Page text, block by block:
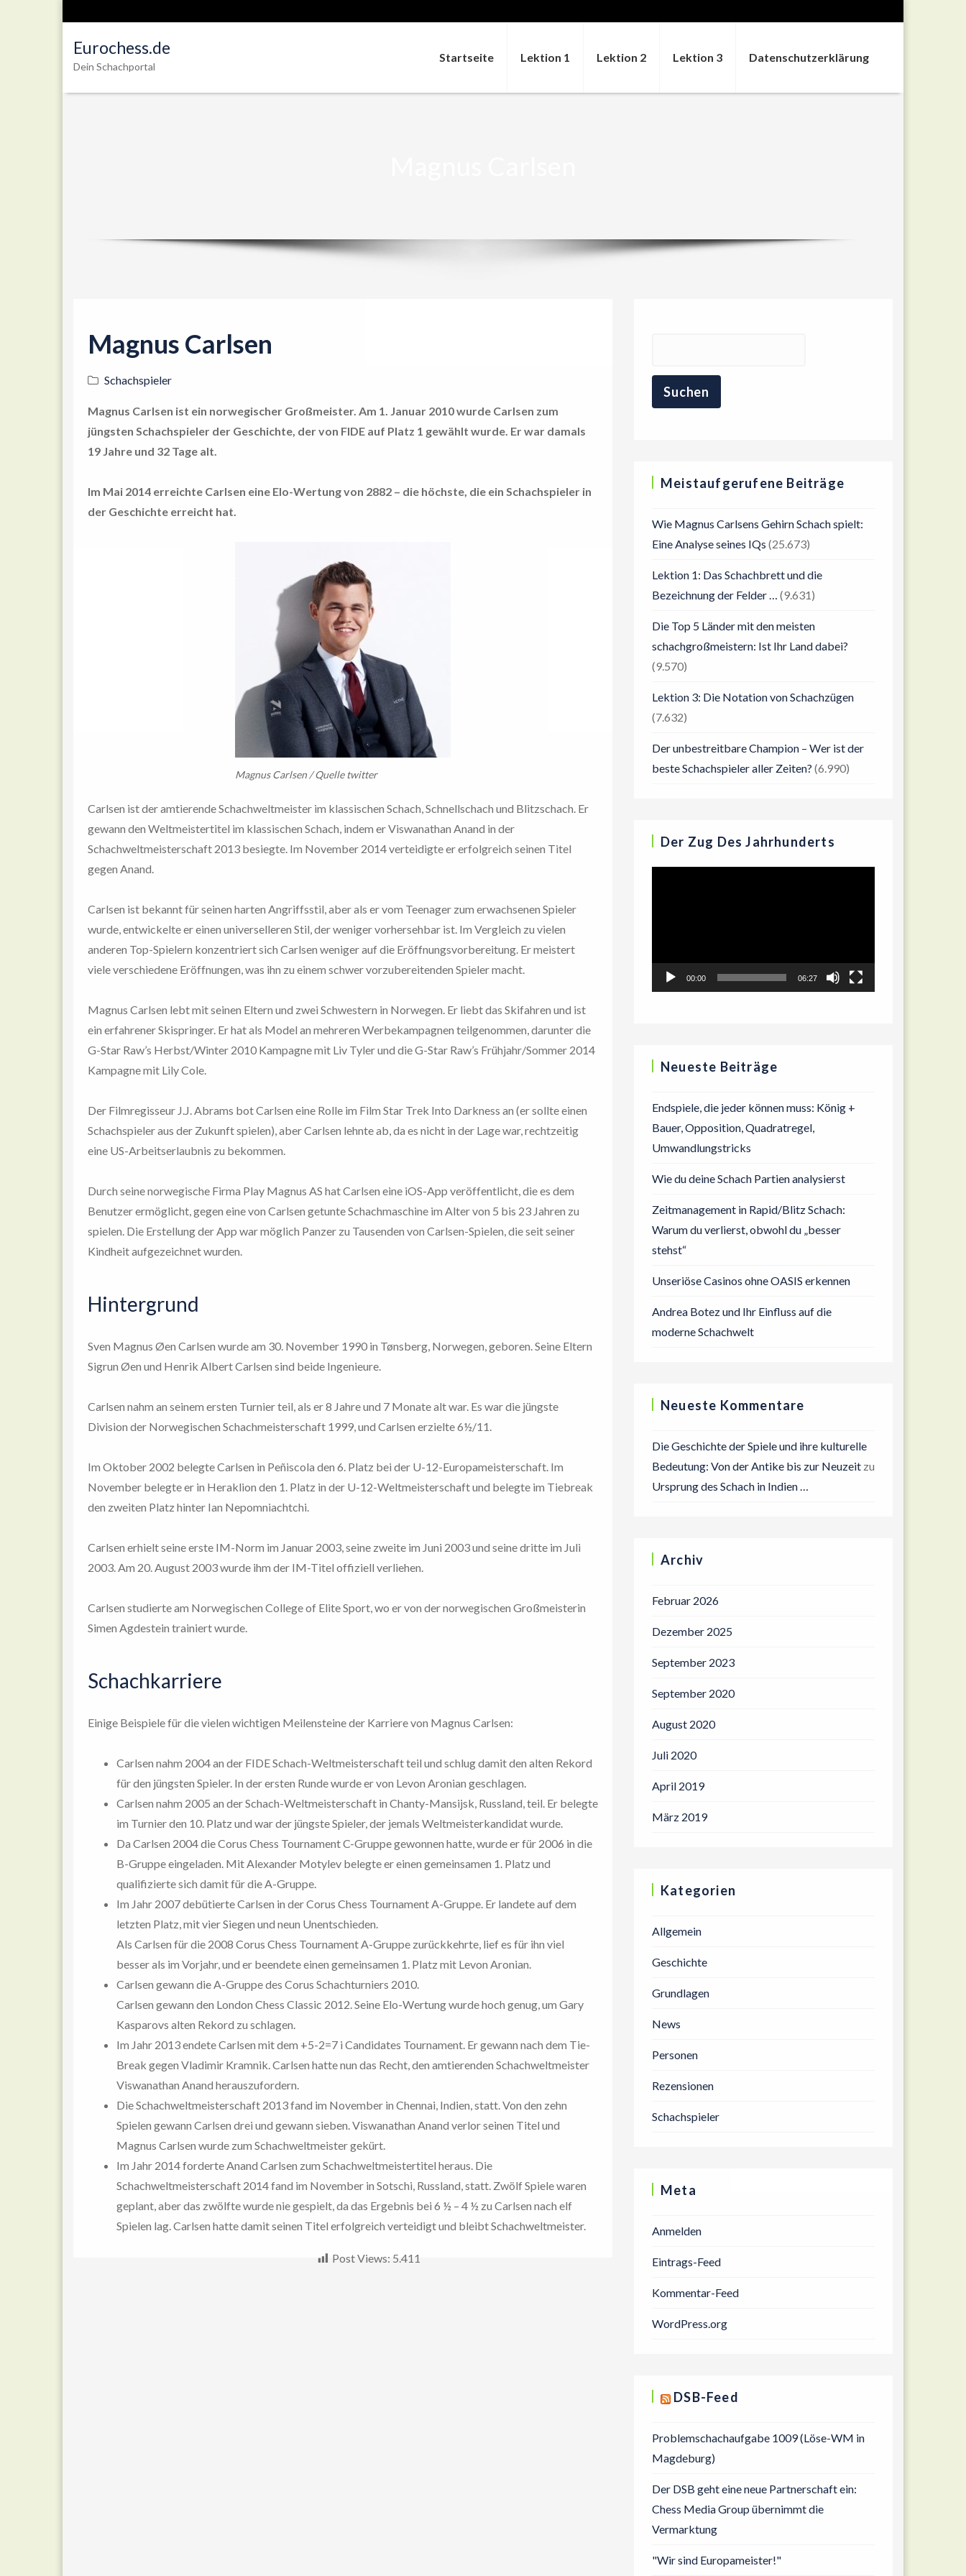
Eurochess.de
Dein Schachportal
Startseite Lektion 1 Lektion 2 Lektion 3 Datenschutzerklärung
Magnus Carlsen
Schachspieler
Magnus Carlsen ist ein norwegischer Großmeister. Am 1. Januar 2010 wurde Carlsen zum
jüngsten Schachspieler der Geschichte, der von FIDE auf Platz 1 gewählt wurde. Er war damals
19 Jahre und 32 Tage alt.
Im Mai 2014 erreichte Carlsen eine Elo-Wertung von 2882 – die höchste, die ein Schachspieler in
der Geschichte erreicht hat.
Magnus Carlsen / Quelle twitter
Carlsen ist der amtierende Schachweltmeister im klassischen Schach, Schnellschach und Blitzschach. Er
gewann den Weltmeistertitel im klassischen Schach, indem er Viswanathan Anand in der
Schachweltmeisterschaft 2013 besiegte. Im November 2014 verteidigte er erfolgreich seinen Titel
gegen Anand.
Carlsen ist bekannt für seinen harten Angriffsstil, aber als er vom Teenager zum erwachsenen Spieler
wurde, entwickelte er einen universelleren Stil, der weniger vorhersehbar ist. Im Vergleich zu vielen
anderen Top-Spielern konzentriert sich Carlsen weniger auf die Eröffnungsvorbereitung. Er meistert
viele verschiedene Eröffnungen, was ihn zu einem schwer vorzubereitenden Spieler macht.
Magnus Carlsen lebt mit seinen Eltern und zwei Schwestern in Norwegen. Er liebt das Skifahren und ist
ein erfahrener Skispringer. Er hat als Model an mehreren Werbekampagnen teilgenommen, darunter die
G-Star Raw’s Herbst/Winter 2010 Kampagne mit Liv Tyler und die G-Star Raw’s Frühjahr/Sommer 2014
Kampagne mit Lily Cole.
Der Filmregisseur J.J. Abrams bot Carlsen eine Rolle im Film Star Trek Into Darkness an (er sollte einen
Schachspieler aus der Zukunft spielen), aber Carlsen lehnte ab, da es nicht in der Lage war, rechtzeitig
eine US-Arbeitserlaubnis zu bekommen.
Durch seine norwegische Firma Play Magnus AS hat Carlsen eine iOS-App veröffentlicht, die es dem
Benutzer ermöglicht, gegen eine von Carlsen getunte Schachmaschine im Alter von 5 bis 23 Jahren zu
spielen. Die Erstellung der App war möglich Panzer zu Tausenden von Carlsen-Spielen, die seit seiner
Kindheit aufgezeichnet wurden.
Hintergrund
Sven Magnus Øen Carlsen wurde am 30. November 1990 in Tønsberg, Norwegen, geboren. Seine Eltern
Sigrun Øen und Henrik Albert Carlsen sind beide Ingenieure.
Carlsen nahm an seinem ersten Turnier teil, als er 8 Jahre und 7 Monate alt war. Es war die jüngste
Division der Norwegischen Schachmeisterschaft 1999, und Carlsen erzielte 6½/11.
Im Oktober 2002 belegte Carlsen in Peñiscola den 6. Platz bei der U-12-Europameisterschaft. Im
November belegte er in Heraklion den 1. Platz in der U-12-Weltmeisterschaft und belegte im Tiebreak
den zweiten Platz hinter Ian Nepomniachtchi.
Carlsen erhielt seine erste IM-Norm im Januar 2003, seine zweite im Juni 2003 und seine dritte im Juli
2003. Am 20. August 2003 wurde ihm der IM-Titel offiziell verliehen.
Carlsen studierte am Norwegischen College of Elite Sport, wo er von der norwegischen Großmeisterin
Simen Agdestein trainiert wurde.
Schachkarriere
Einige Beispiele für die vielen wichtigen Meilensteine der Karriere von Magnus Carlsen:
Carlsen nahm 2004 an der FIDE Schach-Weltmeisterschaft teil und schlug damit den alten Rekord
für den jüngsten Spieler. In der ersten Runde wurde er von Levon Aronian geschlagen.
Carlsen nahm 2005 an der Schach-Weltmeisterschaft in Chanty-Mansijsk, Russland, teil. Er belegte
im Turnier den 10. Platz und war der jüngste Spieler, der jemals Weltmeisterkandidat wurde.
Da Carlsen 2004 die Corus Chess Tournament C-Gruppe gewonnen hatte, wurde er für 2006 in die
B-Gruppe eingeladen. Mit Alexander Motylev belegte er einen gemeinsamen 1. Platz und
qualifizierte sich damit für die A-Gruppe.
Im Jahr 2007 debütierte Carlsen in der Corus Chess Tournament A-Gruppe. Er landete auf dem
letzten Platz, mit vier Siegen und neun Unentschieden.
Als Carlsen für die 2008 Corus Chess Tournament A-Gruppe zurückkehrte, lief es für ihn viel
besser als im Vorjahr, und er beendete einen gemeinsamen 1. Platz mit Levon Aronian.
Carlsen gewann die A-Gruppe des Corus Schachturniers 2010.
Carlsen gewann den London Chess Classic 2012. Seine Elo-Wertung wurde hoch genug, um Gary
Kasparovs alten Rekord zu schlagen.
Im Jahr 2013 endete Carlsen mit dem +5-2=7 i Candidates Tournament. Er gewann nach dem Tie-
Break gegen Vladimir Kramnik. Carlsen hatte nun das Recht, den amtierenden Schachweltmeister
Viswanathan Anand herauszufordern.
Die Schachweltmeisterschaft 2013 fand im November in Chennai, Indien, statt. Von den zehn
Spielen gewann Carlsen drei und gewann sieben. Viswanathan Anand verlor seinen Titel und
Magnus Carlsen wurde zum Schachweltmeister gekürt.
Im Jahr 2014 forderte Anand Carlsen zum Schachweltmeistertitel heraus. Die
Schachweltmeisterschaft 2014 fand im November in Sotschi, Russland, statt. Zwölf Spiele waren
geplant, aber das zwölfte wurde nie gespielt, da das Ergebnis bei 6 ½ – 4 ½ zu Carlsen nach elf
Spielen lag. Carlsen hatte damit seinen Titel erfolgreich verteidigt und bleibt Schachweltmeister.
Post Views: 5.411
Meistaufgerufene Beiträge
Wie Magnus Carlsens Gehirn Schach spielt:
Eine Analyse seines IQs (25.673)
Lektion 1: Das Schachbrett und die
Bezeichnung der Felder … (9.631)
Die Top 5 Länder mit den meisten
schachgroßmeistern: Ist Ihr Land dabei?
(9.570)
Lektion 3: Die Notation von Schachzügen
(7.632)
Der unbestreitbare Champion – Wer ist der
beste Schachspieler aller Zeiten? (6.990)
Der Zug Des Jahrhunderts
00:00 06:27
Neueste Beiträge
Endspiele, die jeder können muss: König +
Bauer, Opposition, Quadratregel,
Umwandlungstricks
Wie du deine Schach Partien analysierst
Zeitmanagement in Rapid/Blitz Schach:
Warum du verlierst, obwohl du „besser
stehst“
Unseriöse Casinos ohne OASIS erkennen
Andrea Botez und Ihr Einfluss auf die
moderne Schachwelt
Neueste Kommentare
Die Geschichte der Spiele und ihre kulturelle
Bedeutung: Von der Antike bis zur Neuzeit zu
Ursprung des Schach in Indien …
Archiv
Februar 2026
Dezember 2025
September 2023
September 2020
August 2020
Juli 2020
April 2019
März 2019
Kategorien
Allgemein
Geschichte
Grundlagen
News
Personen
Rezensionen
Schachspieler
Meta
Anmelden
Eintrags-Feed
Kommentar-Feed
WordPress.org
DSB-Feed
Problemschachaufgabe 1009 (Löse-WM in
Magdeburg)
Der DSB geht eine neue Partnerschaft ein:
Chess Media Group übernimmt die
Vermarktung
"Wir sind Europameister!"